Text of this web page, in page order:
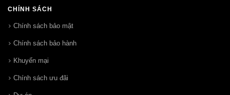
CHÍNH SÁCH
Chính sách bảo mật
Chính sách bảo hành
Khuyến mại
Chính sách ưu đãi